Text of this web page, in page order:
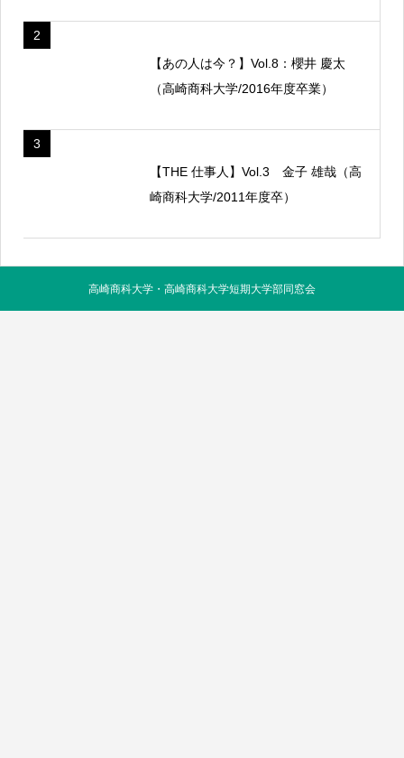
2
【あの人は今？】Vol.8：櫻井 慶太
（高崎商科大学/2016年度卒業）
3
【THE 仕事人】Vol.3 金子 雄哉（高
崎商科大学/2011年度卒）
高崎商科大学・高崎商科大学短期大学部同窓会